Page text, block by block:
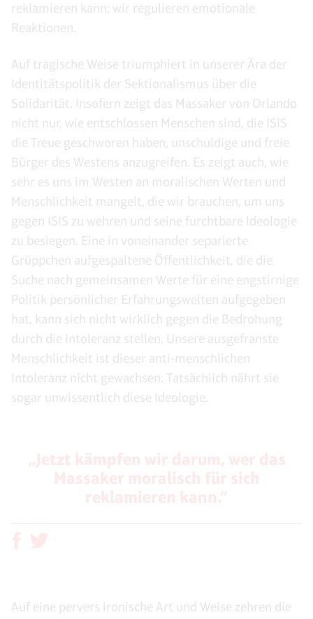
reklamieren kann; wir regulieren emotionale
Reaktionen.
Auf tragische Weise triumphiert in unserer Ära der
Identitätspolitik der Sektionalismus über die
Solidarität. Insofern zeigt das Massaker von Orlando
nicht nur, wie entschlossen Menschen sind, die ISIS
die Treue geschworen haben, unschuldige und freie
Bürger des Westens anzugreifen. Es zeigt auch, wie
sehr es uns im Westen an moralischen Werten und
Menschlichkeit mangelt, die wir brauchen, um uns
gegen ISIS zu wehren und seine furchtbare Ideologie
zu besiegen. Eine in voneinander separierte
Grüppchen aufgespaltene Öffentlichkeit, die die
Suche nach gemeinsamen Werte für eine engstirnige
Politik persönlicher Erfahrungswelten aufgegeben
hat, kann sich nicht wirklich gegen die Bedrohung
durch die Intoleranz stellen. Unsere ausgefranste
Menschlichkeit ist dieser anti-menschlichen
Intoleranz nicht gewachsen. Tatsächlich nährt sie
sogar unwissentlich diese Ideologie.
Auf eine pervers ironische Art und Weise zehren die